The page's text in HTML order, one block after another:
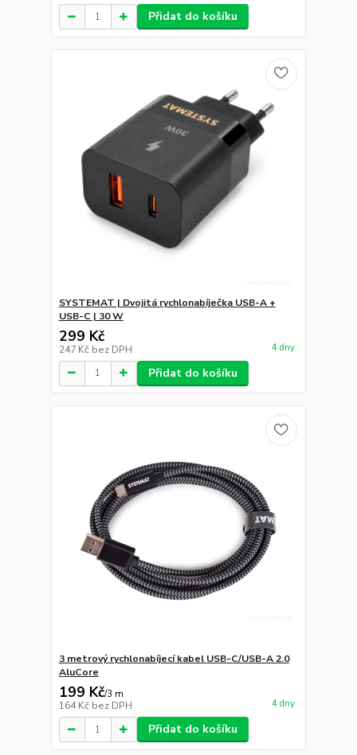
Přidat do košíku
SYSTEMAT | Dvojitá rychlonabíječka USB-A +
USB-C | 30 W
299 Kč
247 Kč bez DPH 4 dny
Přidat do košíku
3 metrový rychlonabíjecí kabel USB-C/USB-A 2.0
AluCore
199 Kč/3 m
164 Kč bez DPH 4 dny
Přidat do košíku